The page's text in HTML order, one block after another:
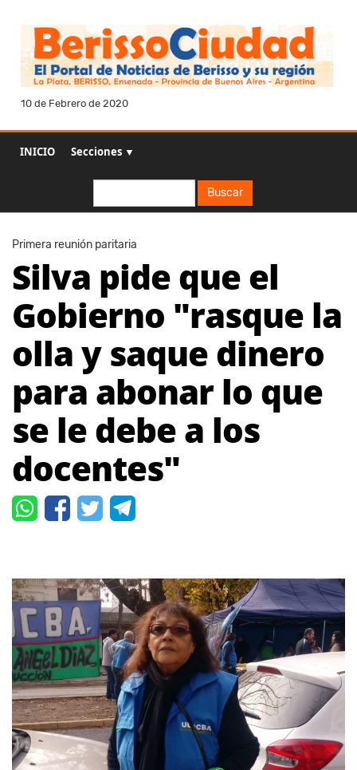
10 de Febrero de 2020
INICIO Secciones ▼
Buscar
Primera reunión paritaria
Silva pide que el
Gobierno "rasque la
olla y saque dinero
para abonar lo que
se le debe a los
docentes"